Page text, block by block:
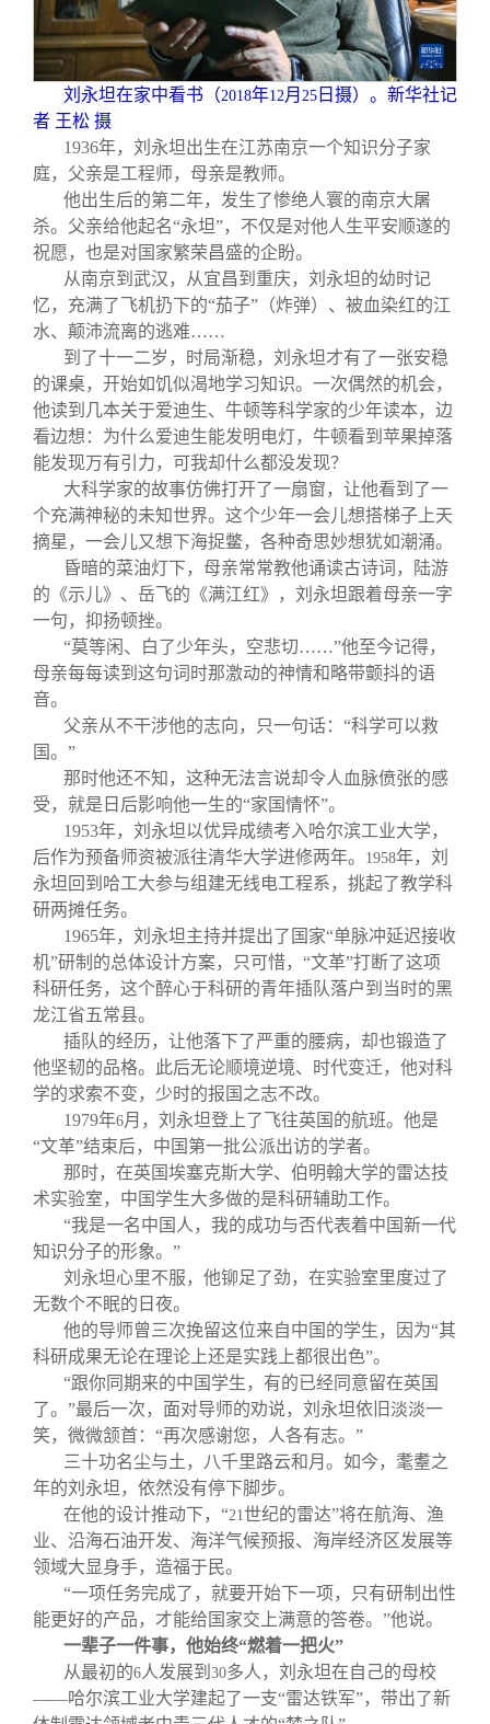
刘永坦在家中看书（2018年12 月 25 日摄）。新华社记
者 王松 摄
1936年，刘永坦出生在江苏南京一个知识分子家
庭，父亲是工程师，母亲是教师。
他出生后的第二年，发生了惨绝人寰的南京大屠
杀。父亲给他起名“永坦”，不仅是对他人生平安顺遂的
祝愿，也是对国家繁荣昌盛的企盼。
从南京到武汉，从宜昌到重庆，刘永坦的幼时记
忆，充满了飞机扔下的“茄子”（炸弹）、被血染红的江
水、颠沛流离的逃难……
到了十一二岁，时局渐稳，刘永坦才有了一张安稳
的课桌，开始如饥似渴地学习知识。一次偶然的机会，
他读到几本关于爱迪生、牛顿等科学家的少年读本，边
看边想：为什么爱迪生能发明电灯，牛顿看到苹果掉落
能发现万有引力，可我却什么都没发现？
大科学家的故事仿佛打开了一扇窗，让他看到了一
个充满神秘的未知世界。这个少年一会儿想搭梯子上天
摘星，一会儿又想下海捉鳖，各种奇思妙想犹如潮涌。
昏暗的菜油灯下，母亲常常教他诵读古诗词，陆游
的《示儿》、岳飞的《满江红》，刘永坦跟着母亲一字
一句，抑扬顿挫。
“莫等闲、白了少年头，空悲切……”他至今记得，
母亲每每读到这句词时那激动的神情和略带颤抖的语
音。
父亲从不干涉他的志向，只一句话：“科学可以救
国。”
那时他还不知，这种无法言说却令人血脉偾张的感
受，就是日后影响他一生的“家国情怀”。
1953年，刘永坦以优异成绩考入哈尔滨工业大学，
后作为预备师资被派往清华大学进修两年。
1958年，刘
永坦回到哈工大参与组建无线电工程系，挑起了教学科
研两摊任务。
1965年，刘永坦主持并提出了国家“单脉冲延迟接收
机”研制的总体设计方案，只可惜，“文革”打断了这项
科研任务，这个醉心于科研的青年插队落户到当时的黑
龙江省五常县。
插队的经历，让他落下了严重的腰病，却也锻造了
他坚韧的品格。此后无论顺境逆境、时代变迁，他对科
学的求索不变，少时的报国之志不改。
1979年6月，刘永坦登上了飞往英国的航班。他是
“文革”结束后，中国第一批公派出访的学者。
那时，在英国埃塞克斯大学、伯明翰大学的雷达技
术实验室，中国学生大多做的是科研辅助工作。
“我是一名中国人，我的成功与否代表着中国新一代
知识分子的形象。”
刘永坦心里不服，他铆足了劲，在实验室里度过了
无数个不眠的日夜。
他的导师曾三次挽留这位来自中国的学生，因为“其
科研成果无论在理论上还是实践上都很出色”。
“跟你同期来的中国学生，有的已经同意留在英国
了。”最后一次，面对导师的劝说，刘永坦依旧淡淡一
笑，微微颔首：“再次感谢您，人各有志。”
三十功名尘与土，八千里路云和月。如今，耄耋之
年的刘永坦，依然没有停下脚步。
在他的设计推动下，“21世纪的雷达”将在航海、渔
业、沿海石油开发、海洋气候预报、海岸经济区发展等
领域大显身手，造福于民。
“一项任务完成了，就要开始下一项，只有研制出性
能更好的产品，才能给国家交上满意的答卷。”他说。
一辈子一件事，他始终“燃着一把火”
从最初的6人发展到 30多人，刘永坦在自己的母校
——哈尔滨工业大学建起了一支“雷达铁军”，带出了新